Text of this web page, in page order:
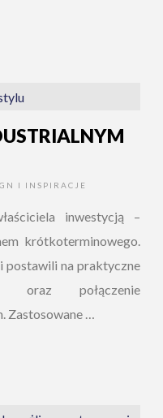
I INSPIRACJE
inwestycją –
krótkoterminowego.
postawili na praktyczne
oraz połączenie
Zastosowane …